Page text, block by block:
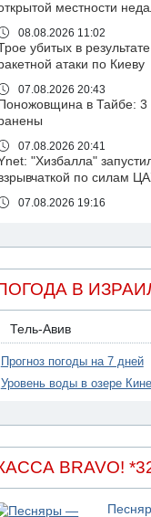
местности
08.08.2026 11:02
убитых в
атаки по Киеву
07.08.2026 20:43
Поножовщина в Тайбе: 3
07.08.2026 20:41
"Хизбалла"
по силам
07.08.2026 19:16
Иерусалиме
Подозреваемый в
- Гильбоа Дахан
Обнародовано имя
подозреваемого в
07.08.2026 17:51
отказался
льгот для
В
Тель-Авив
Прогноз погоды на 7 дней
Уровень воды в озере
BRAVO!